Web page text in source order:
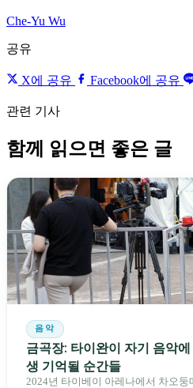
Che-Yu Wu
공유
X에 공유 Facebook에 공유
관련 기사
함께 읽으면 좋은 글
음악
금곡장: 타이완이 자기 음악
생 기억될 순간들
2024년 타이베이 아레나에서 차오